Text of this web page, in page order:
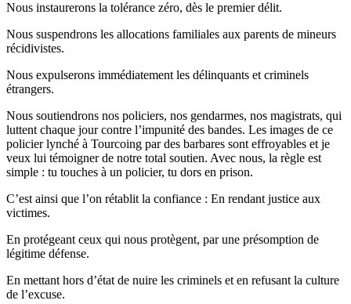
Nous instaurerons la tolérance zéro, dès le premier délit.
Nous suspendrons les allocations familiales aux parents de mineurs
récidivistes.
Nous expulserons immédiatement les délinquants et criminels
étrangers.
Nous soutiendrons nos policiers, nos gendarmes, nos magistrats, qui
luttent chaque jour contre l’impunité des bandes. Les images de ce
policier lynché à Tourcoing par des barbares sont effroyables et je
veux lui témoigner de notre total soutien. Avec nous, la règle est
simple : tu touches à un policier, tu dors en prison.
C’est ainsi que l’on rétablit la confiance : En rendant justice aux
victimes.
En protégeant ceux qui nous protègent, par une présomption de
légitime défense.
En mettant hors d’état de nuire les criminels et en refusant la culture
de l’excuse.